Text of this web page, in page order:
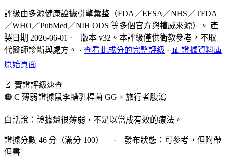
評級由多源健康證據引擎彙整（FDA／EFSA／NHS／TFDA
／WHO／PubMed／NIH ODS 等多個官方與權威來源）。 產
製日期 2026-06-01 · 版本 v32。本評級僅供衛教參考，不取
代醫師診斷與處方。 · 查看此成分的完整評級 · 📊 證據資料庫
原始頁面
🔬 實證評級速查
🟠 C 薄弱證據鼠李糖乳桿菌 GG × 旅行者腹瀉
白話說：證據還很薄弱，不足以當成有效的療法。
證據分數 46 分（滿分 100） · 發布狀態：可參考，但附帶
但書